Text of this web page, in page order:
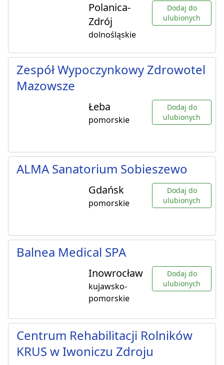
Polanica-
Zdrój
dolnośląskie
Dodaj do
ulubionych
Zespół Wypoczynkowy Zdrowotel
Mazowsze
Łeba
pomorskie
Dodaj do
ulubionych
ALMA Sanatorium Sobieszewo
Gdańsk
pomorskie
Dodaj do
ulubionych
Balnea Medical SPA
Inowrocław
kujawsko-
pomorskie
Dodaj do
ulubionych
Centrum Rehabilitacji Rolników
KRUS w Iwoniczu Zdroju